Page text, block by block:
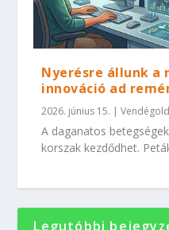
Nyerésre állunk a
innováció ad
2026. június 15. |
A daganatos
korszak kezdődhet.
Legutóbbi